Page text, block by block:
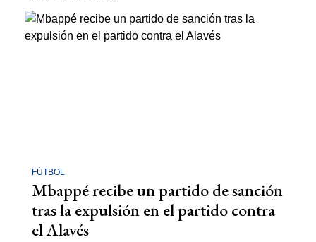
FÚTBOL
Mbappé recibe un partido de sanción
tras la expulsión en el partido contra
el Alavés